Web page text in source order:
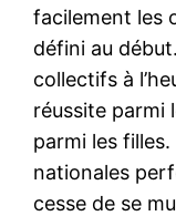
facilement les
défini au
collectifs à
réussite parmi
parmi les
nationales
cesse de se